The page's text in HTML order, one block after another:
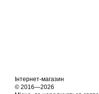
Інтернет-магазин
© 2016—2026